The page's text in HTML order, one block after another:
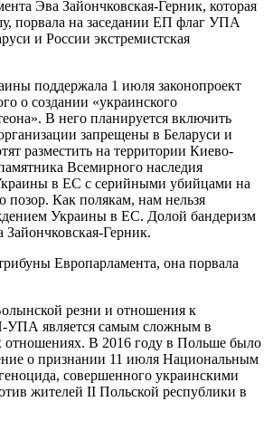
Эва Зайончковская-Герник, которая
порвала на заседании ЕП флаг УПА
и России экстремистская
поддержала 1 июля законопроект
о создании «украинского
В него планируется включить
запрещены в Беларуси и
разместить на территории Киево-
Всемирного наследия
в ЕС с серийными убийцами на
позор. Как полякам, нам нельзя
Украины в ЕС. Долой бандеризм
Зайончковская-Герник.
Европарламента, она порвала
резни и отношения к
УПА является самым сложным в
отношениях. В 2016 году в Польше было
о признании 11 июля Национальным
совершенного украинскими
жителей II Польской республики в